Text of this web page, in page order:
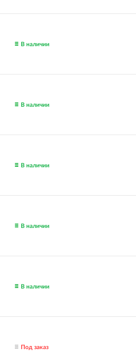
В наличии
В наличии
В наличии
В наличии
В наличии
Под заказ